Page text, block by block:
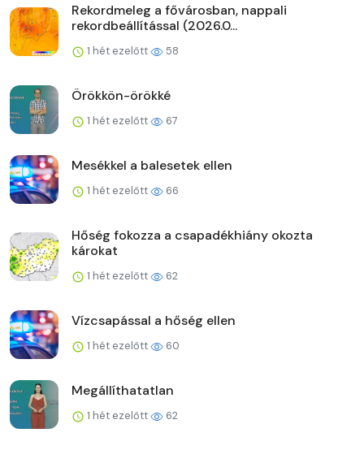
Rekordmeleg a fővárosban, nappali
rekordbeállítással (2026.0...
1 hét ezelőtt 58
Örökkön-örökké
1 hét ezelőtt 67
Mesékkel a balesetek ellen
1 hét ezelőtt 66
Hőség fokozza a csapadékhiány okozta
károkat
1 hét ezelőtt 62
Vízcsapással a hőség ellen
1 hét ezelőtt 60
Megállíthatatlan
1 hét ezelőtt 62